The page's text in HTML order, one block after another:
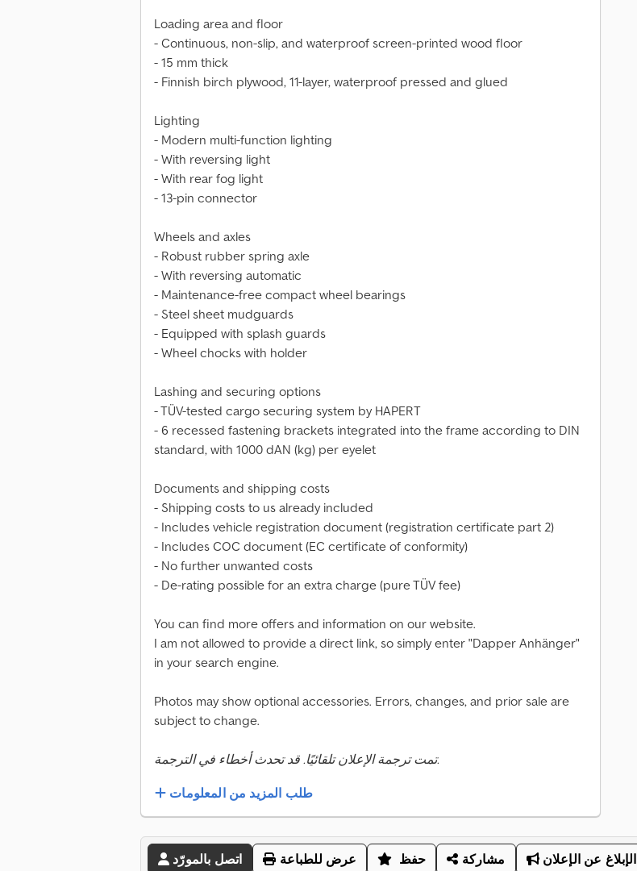
Loading area and floor
- Continuous, non-slip, and waterproof screen-printed wood floor
- 15 mm thick
- Finnish birch plywood, 11-layer, waterproof pressed and glued
Lighting
- Modern multi-function lighting
- With reversing light
- With rear fog light
- 13-pin connector
Wheels and axles
- Robust rubber spring axle
- With reversing automatic
- Maintenance-free compact wheel bearings
- Steel sheet mudguards
- Equipped with splash guards
- Wheel chocks with holder
Lashing and securing options
- TÜV-tested cargo securing system by HAPERT
- 6 recessed fastening brackets integrated into the frame according to DIN
standard, with 1000 dAN (kg) per eyelet
Documents and shipping costs
- Shipping costs to us already included
- Includes vehicle registration document (registration certificate part 2)
- Includes COC document (EC certificate of conformity)
- No further unwanted costs
- De-rating possible for an extra charge (pure TÜV fee)
You can find more offers and information on our website.
I am not allowed to provide a direct link, so simply enter "Dapper Anhänger"
in your search engine.
Photos may show optional accessories. Errors, changes, and prior sale are
subject to change.
تمت ترجمة الإعلان تلقائيًا. قد تحدث أخطاء في الترجمة.
طلب المزيد من المعلومات
اتصل بالمورّد عرض للطباعة حفظ مشاركة الإبلاغ عن الإعلان